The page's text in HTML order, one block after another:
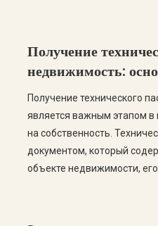
ответим на самые частые
Получение
недвижимость:
Получение технического
является важным этапом
на собственность.
документом, который
объекте недвижимости, его